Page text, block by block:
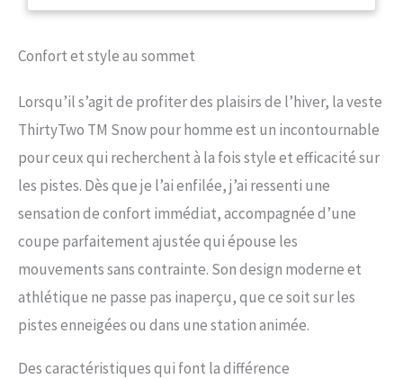
temps froid mélangée à un style
préférée de Chris Grenier. Tissu
les 4 sens // Tissu double couche
// Imperméabilité 20 000 mm /
Respirabilité 20 000 g/m² //
Coutures thermosoudées //
Fermetures éclair hydrofuges
Fermeture à la taille en métal //
Taille réglable // Ventilation à
l'entrejambe doublée en maille //
Interface de veste à boucle
pression // Patch renforcé au
niveau des fesses Poches arrière
cargo sur le devant // Triple
Confort et style au sommet
Lorsqu’il s’agit de profiter des plaisirs de l’hiver, la veste
ThirtyTwo TM Snow pour homme est un incontournable
pour ceux qui recherchent à la fois style et efficacité sur
les pistes. Dès que je l’ai enfilée, j’ai ressenti une
sensation de confort immédiat, accompagnée d’une
coupe parfaitement ajustée qui épouse les
mouvements sans contrainte. Son design moderne et
athlétique ne passe pas inaperçu, que ce soit sur les
pistes enneigées ou dans une station animée.
Des caractéristiques qui font la différence